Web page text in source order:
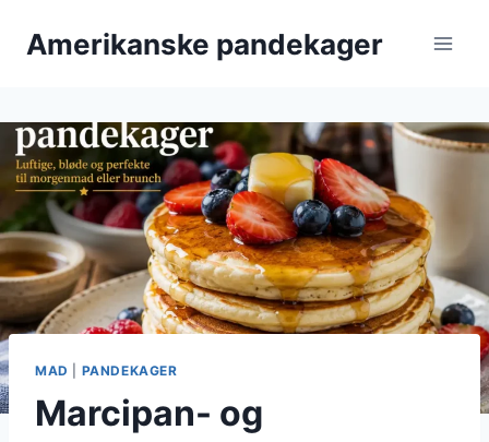
Amerikanske pandekager
MAD PANDEKAGER
Marcipan- og